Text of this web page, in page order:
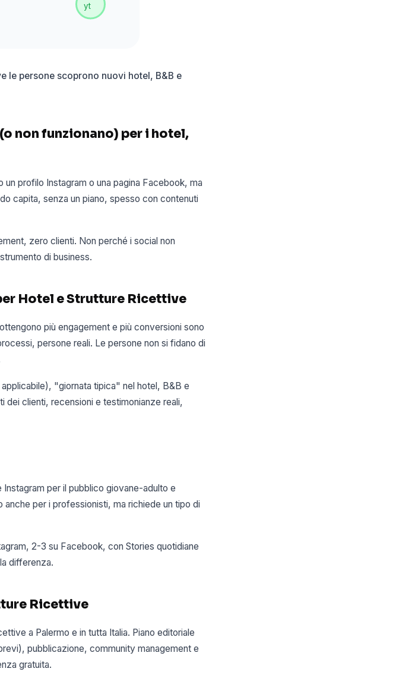
yt
le persone scoprono nuovi hotel, B&B e
non funzionano) per i hotel,
profilo Instagram o una pagina Facebook, ma
capita, senza un piano, spesso con contenuti
zero clienti. Non perché i social non
di business.
Hotel e Strutture Ricettive
più engagement e più conversioni sono
persone reali. Le persone non si fidano di
"giornata tipica" nel hotel, B&B e
clienti, recensioni e testimonianze reali,
per il pubblico giovane-adulto e
per i professionisti, ma richiede un tipo di
2-3 su Facebook, con Stories quotidiane
differenza.
Ricettive
a Palermo e in tutta Italia. Piano editoriale
pubblicazione, community management e
gratuita.